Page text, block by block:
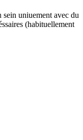
uniuement avec du
(habituellement